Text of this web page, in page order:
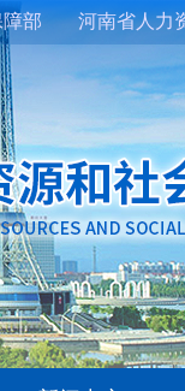
部 河南省人力